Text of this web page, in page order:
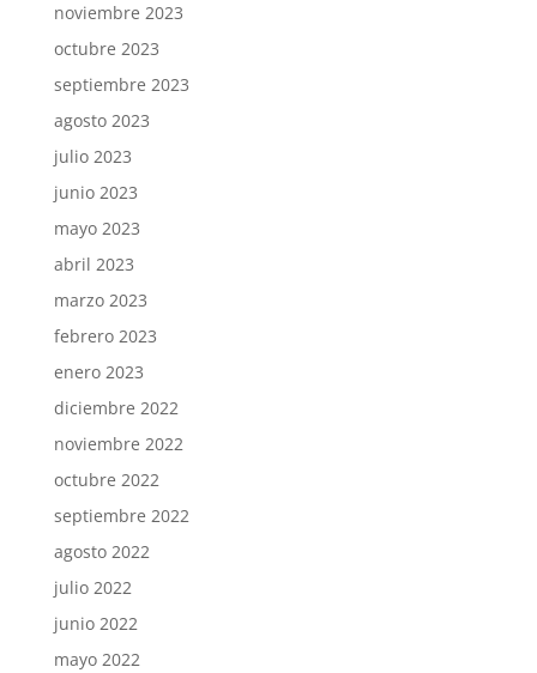
noviembre 2023
octubre 2023
septiembre 2023
agosto 2023
julio 2023
junio 2023
mayo 2023
abril 2023
marzo 2023
febrero 2023
enero 2023
diciembre 2022
noviembre 2022
octubre 2022
septiembre 2022
agosto 2022
julio 2022
junio 2022
mayo 2022